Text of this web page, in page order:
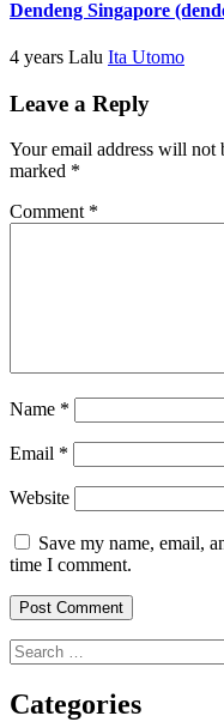
Dendeng Singapore
4 years Lalu Ita Utomo
Leave a Reply
Your email address will not
marked *
Comment *
Name *
Email *
Website
Save my name, email,
time I comment.
Search
for:
Categories